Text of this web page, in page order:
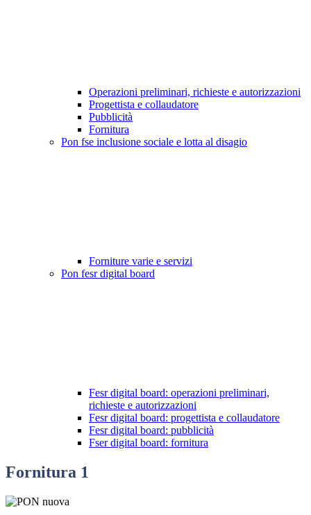
Operazioni preliminari, richieste e autorizzazioni
Progettista e collaudatore
Pubblicità
Fornitura
Pon fse inclusione sociale e lotta al disagio
Forniture varie e servizi
Pon fesr digital board
Fesr digital board: operazioni preliminari,
richieste e autorizzazioni
Fesr digital board: progettista e collaudatore
Fesr digital board: pubblicità
Fser digital board: fornitura
Fornitura 1